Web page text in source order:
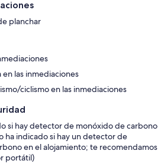
planchar
en las inmediaciones
ciclismo en las inmediaciones
si hay detector de monóxido de carbono
ha indicado si hay un detector de
en el alojamiento; te recomendamos
portátil)